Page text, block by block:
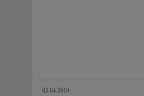
03.04.2019